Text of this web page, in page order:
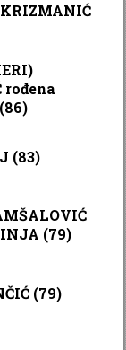
rođena
(83)
(79)
(79)